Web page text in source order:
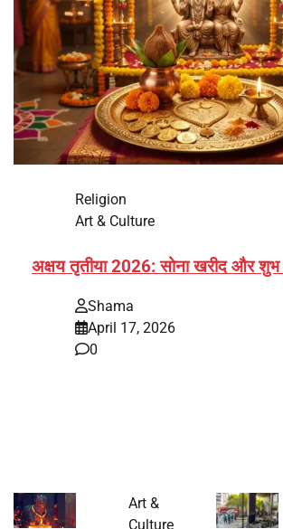
Religion
Art & Culture
अक्षय तृतीया 2026: सोना खरीद और शुभ
Shama
April 17, 2026
0
Art &
Culture